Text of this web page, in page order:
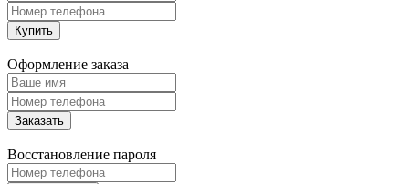
Купить
Оформление заказа
Заказать
Восстановление пароля